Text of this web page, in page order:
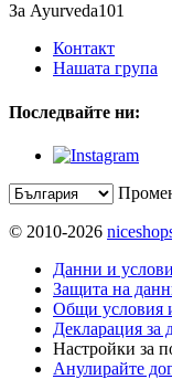
За Ayurveda101
Контакт
Нашата група
Последвайте ни:
© 2010-2026
Данни и
Защита на
Общи условия
Декларация за
Настройки за
Анулирайте